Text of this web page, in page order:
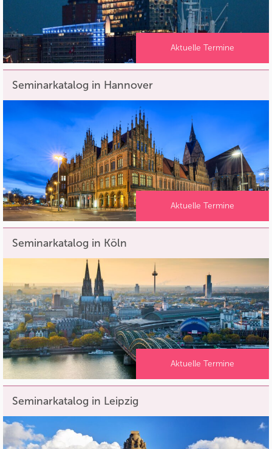
Aktuelle Termine
Seminarkatalog in Hannover
Aktuelle Termine
Seminarkatalog in Köln
Aktuelle Termine
Seminarkatalog in Leipzig